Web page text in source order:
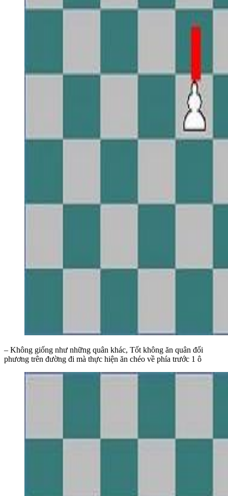
– Không giống như những quân khác, Tốt không ăn quân đối
phương trên đường đi mà thực hiện ăn chéo về phía trước 1 ô